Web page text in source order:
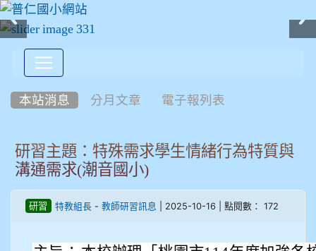
本站消息 分月文章 電子報列表
研習主題：特殊需求學生情緒行為特質與
溝通需求(潮音國小)
研習 特教組長 - 教師研習訊息 | 2025-10-16 | 點閱數： 172